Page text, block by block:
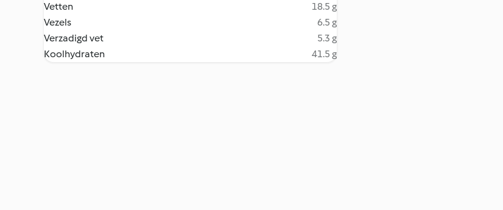
Vetten
18.5 g
Vezels
6.5 g
Verzadigd vet
5.3 g
Koolhydraten
41.5 g